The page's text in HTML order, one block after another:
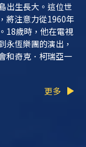
出生長大。這位世
將注意力從1960年
18歲時，他在電視
永恆樂團的演出，
和奇克．柯瑞亞一
更多